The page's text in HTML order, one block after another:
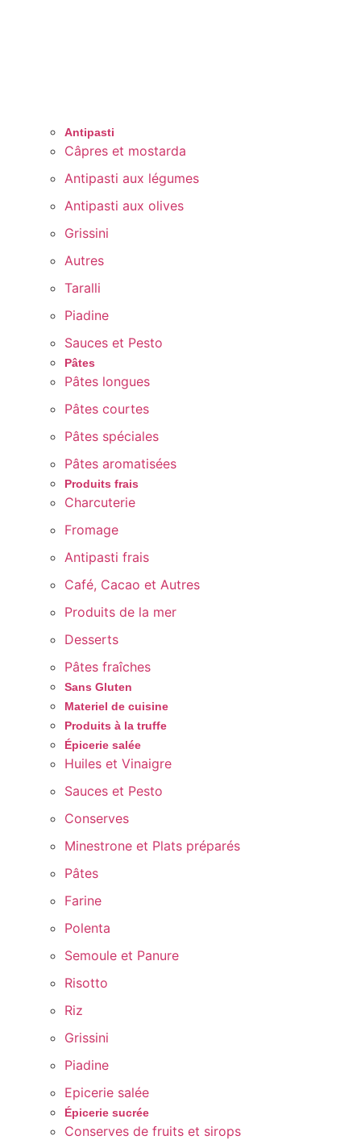
Antipasti
Câpres et mostarda
Antipasti aux légumes
Antipasti aux olives
Grissini
Autres
Taralli
Piadine
Sauces et Pesto
Pâtes
Pâtes longues
Pâtes courtes
Pâtes spéciales
Pâtes aromatisées
Produits frais
Charcuterie
Fromage
Antipasti frais
Café, Cacao et Autres
Produits de la mer
Desserts
Pâtes fraîches
Sans Gluten
Materiel de cuisine
Produits à la truffe
Épicerie salée
Huiles et Vinaigre
Sauces et Pesto
Conserves
Minestrone et Plats préparés
Pâtes
Farine
Polenta
Semoule et Panure
Risotto
Riz
Grissini
Piadine
Epicerie salée
Épicerie sucrée
Conserves de fruits et sirops